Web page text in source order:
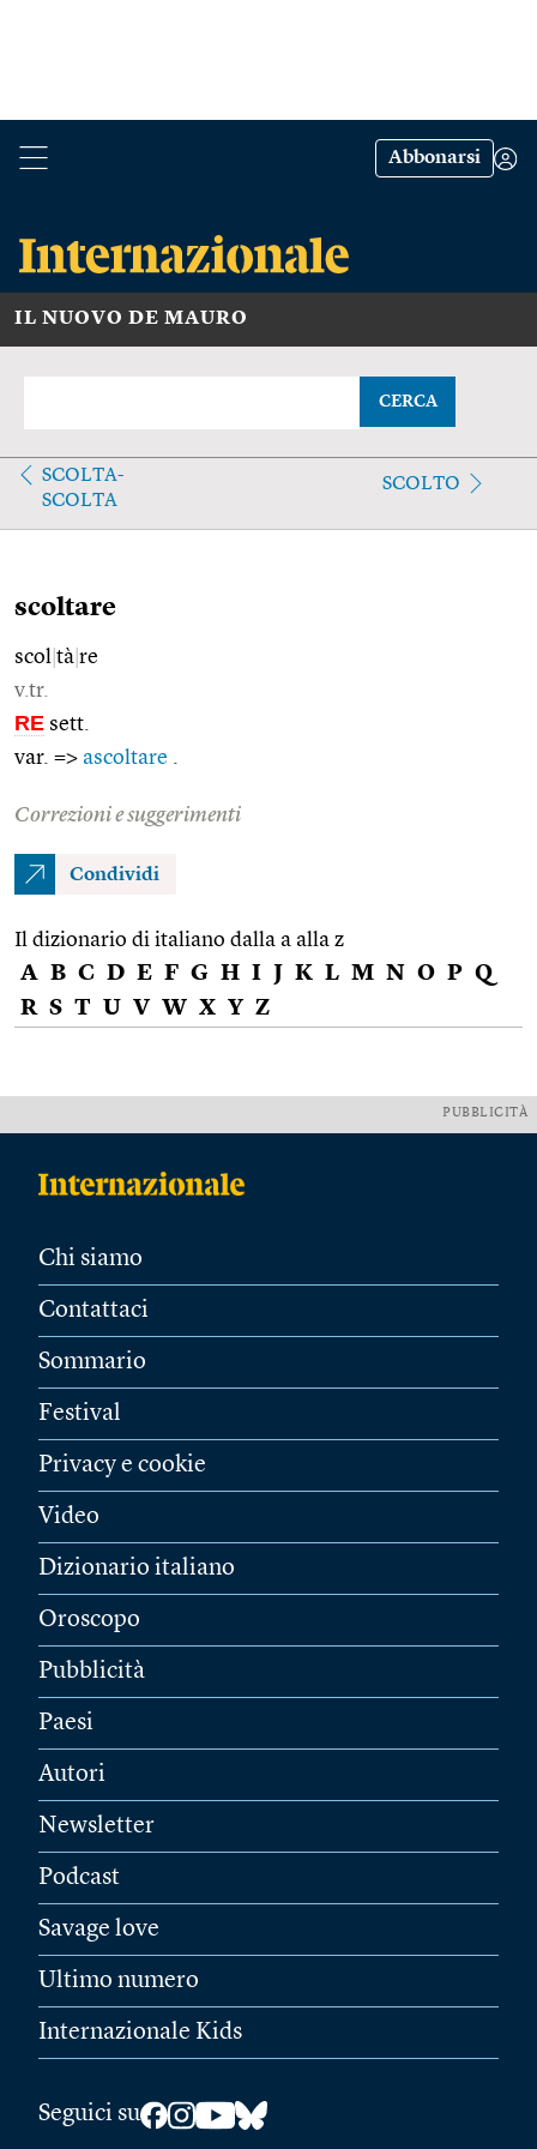
Abbonarsi
IL NUOVO DE MAURO
CERCA
SCOLTA-
SCOLTA
SCOLTO
scoltare
scol tà re
v.tr.
RE sett.
var. => ascoltare
Correzioni e suggerimenti
Condividi
Il dizionario di italiano dalla a alla z
A B C D E F G H I J K L M N O P Q
R S T U V W X Y Z
PUBBLICITÀ
Chi siamo
Contattaci
Sommario
Festival
Privacy e cookie
Video
Dizionario italiano
Oroscopo
Pubblicità
Paesi
Autori
Newsletter
Podcast
Savage love
Ultimo numero
Internazionale Kids
Seguici su